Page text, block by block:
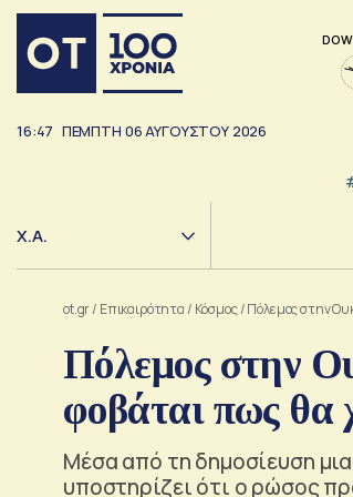
16:47 ΠΕΜΠΤΗ 06ΑΥΓΟΥΣΤΟΥ 2026
Χ.Α.
ot.gr/ Επικαιρότητα / Κόσμος/Πόλεμος στην
Πόλεμος στην
φοβάται πως θα
Μέσα από τη δημοσίευση
υποστηρίζει ότι ο ρώσος